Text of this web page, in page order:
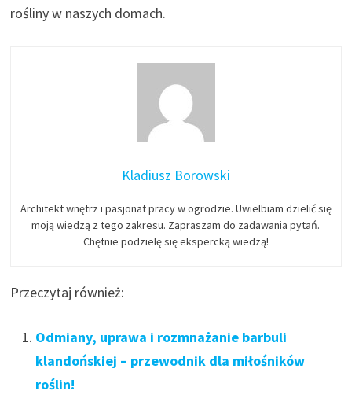
rośliny w naszych domach.
Kladiusz Borowski
Architekt wnętrz i pasjonat pracy w ogrodzie. Uwielbiam dzielić się
moją wiedzą z tego zakresu. Zapraszam do zadawania pytań.
Chętnie podzielę się ekspercką wiedzą!
Przeczytaj również:
Odmiany, uprawa i rozmnażanie barbuli
klandońskiej – przewodnik dla miłośników
roślin!